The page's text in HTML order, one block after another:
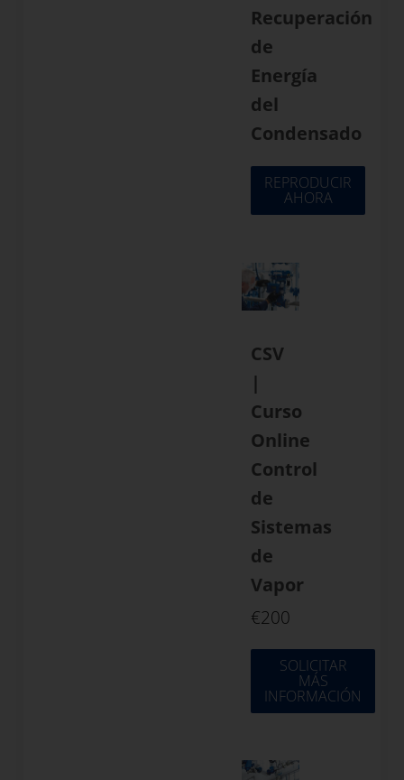
Recuperación
de
Energía
del
Condensado
REPRODUCIR
AHORA
CSV
|
Curso
Online
Control
de
Sistemas
de
Vapor
€200
SOLICITAR
MÁS
INFORMACIÓN